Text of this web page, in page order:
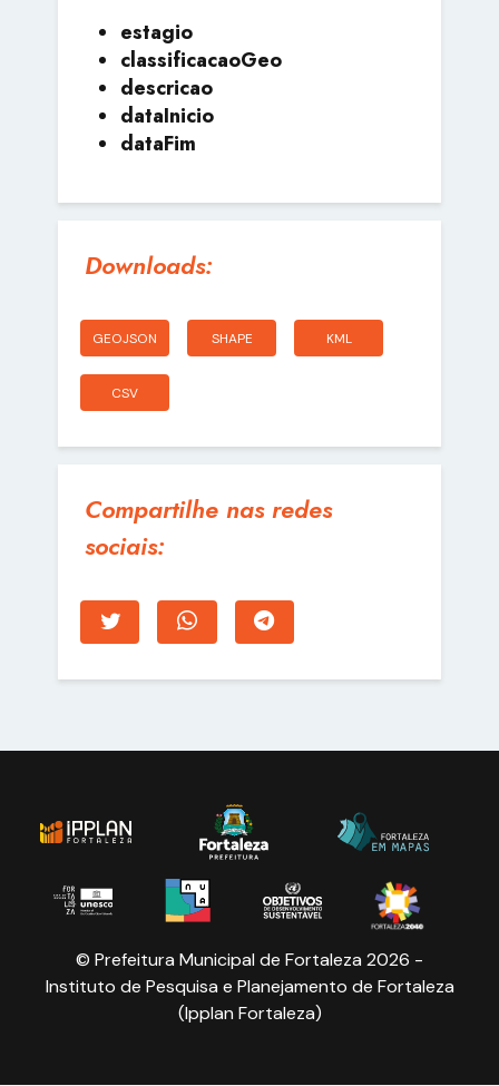
estagio
classificacaoGeo
descricao
dataInicio
dataFim
Downloads:
GEOJSON SHAPE KML
CSV
Compartilhe nas redes
sociais:
© Prefeitura Municipal de Fortaleza 2026 -
Instituto de Pesquisa e Planejamento de Fortaleza
(Ipplan Fortaleza)